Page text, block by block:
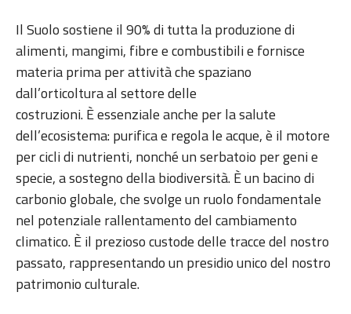
Il Suolo sostiene il 90% di tutta la produzione di
alimenti, mangimi, fibre e combustibili e fornisce
materia prima per attività che spaziano
dall’orticoltura al settore delle
costruzioni. È essenziale anche per la salute
dell’ecosistema: purifica e regola le acque, è il motore
per cicli di nutrienti, nonché un serbatoio per geni e
specie, a sostegno della biodiversità. È un bacino di
carbonio globale, che svolge un ruolo fondamentale
nel potenziale rallentamento del cambiamento
climatico. È il prezioso custode delle tracce del nostro
passato, rappresentando un presidio unico del nostro
patrimonio culturale.